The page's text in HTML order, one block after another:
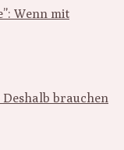
Wenn mit
brauchen